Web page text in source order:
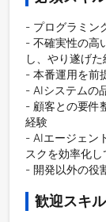
- プログラミン
- 不確実性の高
し、やり遂げた
- 本番運用を前
- AIシステムの
- 顧客との要件
経験
- AIエージェン
スクを効率化
- 開発以外の役
歓迎スキル